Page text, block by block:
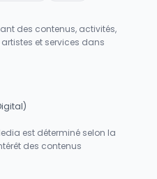
des contenus, activités,
et services dans
est déterminé selon la
des contenus